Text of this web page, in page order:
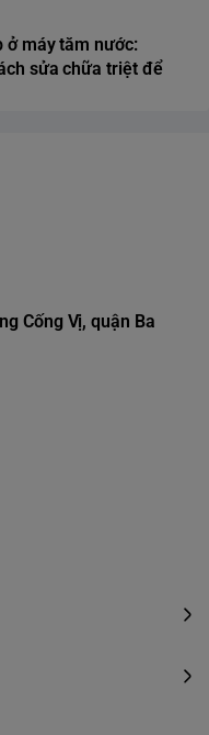
ở máy tăm nước:
sửa chữa triệt để
Cống Vị, quận Ba